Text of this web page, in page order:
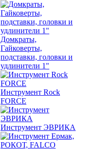
Домкраты,
Гайковерты,
подставки, головки и
удлинители 1"
Инструмент Rock
FORCE
Инструмент ЭВРИКА